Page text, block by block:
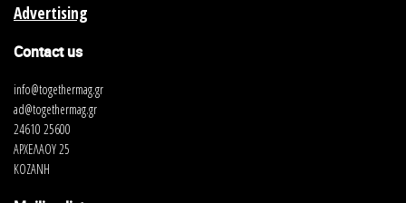
Advertising
Contact us
info@togethermag.gr
ad@togethermag.gr
24610 25600
ΑΡΧΕΛΑΟΥ 25
ΚΟΖΑΝΗ